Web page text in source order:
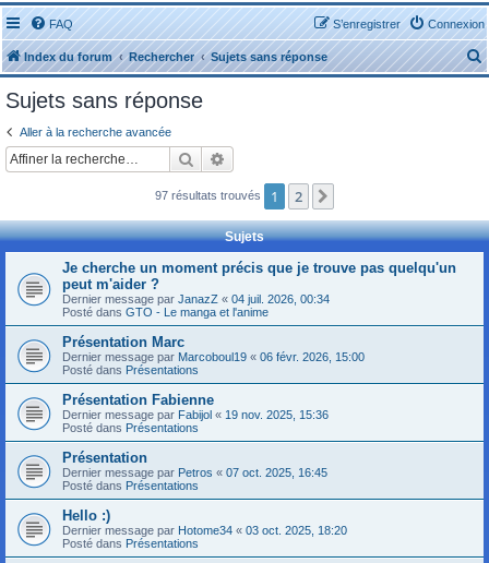
FAQ Connexion
S’enregistrer
Index du forum Rechercher Sujets sans réponse
e
h
Sujets sans réponse
Aller à la recherche avancée
Rechercher
97 résultats trouvés 1 2
Sujets
Je cherche un moment précis que je trouve pas quelqu'un
peut m'aider ?
Dernier message par JanazZ « 04 juil. 2026, 00:34
Posté dans GTO - Le manga et l'anime
Présentation Marc
Dernier message par Marcoboul19 « 06 févr. 2026, 15:00
Posté dans Présentations
Présentation Fabienne
Dernier message par Fabijol « 19 nov. 2025, 15:36
Posté dans Présentations
Présentation
Dernier message par Petros « 07 oct. 2025, 16:45
Posté dans Présentations
Hello :)
Dernier message par Hotome34 « 03 oct. 2025, 18:20
Posté dans Présentations